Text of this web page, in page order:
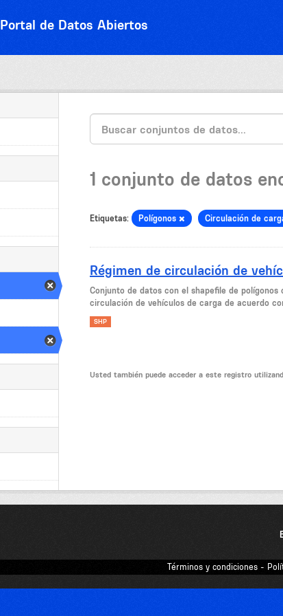
Portal de Datos Abiertos
1 conjunto de datos
Etiquetas: Polígonos Circulación de
Régimen de circulación de
Conjunto de datos con el shapefile de
circulación de vehículos de carga de acuerdo
SHP
Usted también puede acceder a este registro
Términos y condiciones -